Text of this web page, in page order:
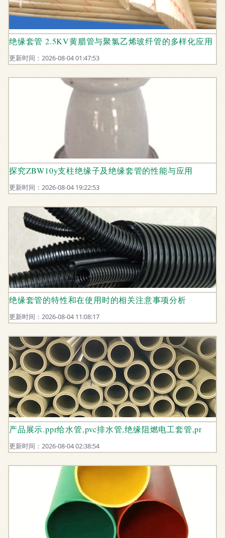
绝缘套管 2.5KV黄腊管与聚氯乙烯玻纤管的多样化应用
更新时间：2026-08-04 01:47:53
探究ZBW10y支柱绝缘子及绝缘套管的性能与应用
更新时间：2026-08-04 19:22:53
绝缘套管的特性和在使用时的相关注意事项分析
更新时间：2026-08-04 11:08:17
产品展示.ppr给水管,pvc排水管,绝缘阻燃电工套管,pr
更新时间：2026-08-04 02:38:54